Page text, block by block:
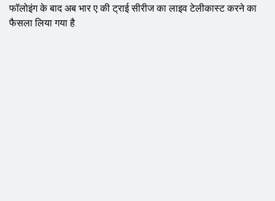
फॉलोइंग के बाद अब भार ए की ट्राई सीरीज का लाइव टेलीकास्ट करने का
फैसला लिया गया है.